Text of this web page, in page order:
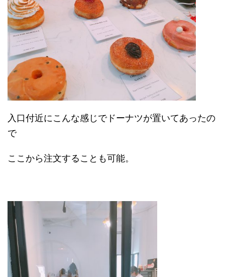
入口付近にこんな感じでドーナツが置いてあったの
で
ここから注文することも可能。